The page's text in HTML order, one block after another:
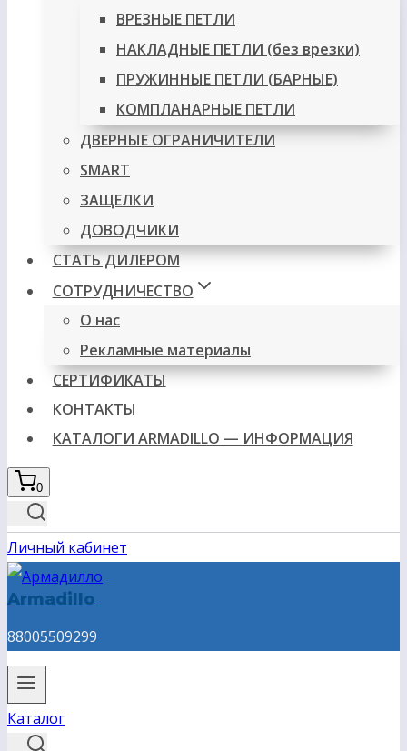
ВРЕЗНЫЕ ПЕТЛИ
НАКЛАДНЫЕ ПЕТЛИ (без врезки)
ПРУЖИННЫЕ ПЕТЛИ (БАРНЫЕ)
КОМПЛАНАРНЫЕ ПЕТЛИ
ДВЕРНЫЕ ОГРАНИЧИТЕЛИ
SMART
ЗАЩЕЛКИ
ДОВОДЧИКИ
СТАТЬ ДИЛЕРОМ
СОТРУДНИЧЕСТВО
О нас
Рекламные материалы
СЕРТИФИКАТЫ
КОНТАКТЫ
КАТАЛОГИ ARMADILLO — ИНФОРМАЦИЯ
0
Личный кабинет
Armadillo
88005509299
Каталог